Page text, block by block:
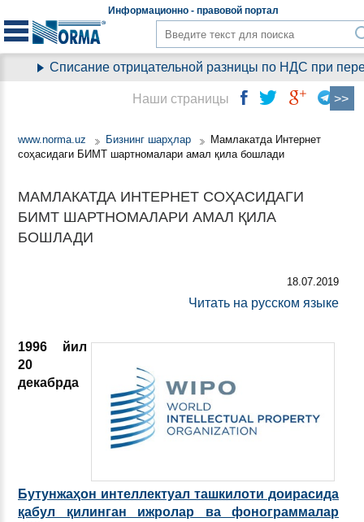
Информационно - правовойпортал
Списание отрицательной разницы по НДС при
www.norma.uz Бизнинг шарҳлар
Мамлакатда Интернет
соҳасидаги БИМТ шартномалари амал қила бошлади
МАМЛАКАТДА ИНТЕРНЕТ СОҲАСИДАГИ
БИМТ ШАРТНОМАЛАРИ АМАЛ ҚИЛА
БОШЛАДИ
18.07.2019
Читать на русском языке
1996 йил
20
декабрда
Бутунжаҳон интеллектуал ташкилоти доирасида
қабул қилинган ижролар ва фонограммалар
Наши страницы